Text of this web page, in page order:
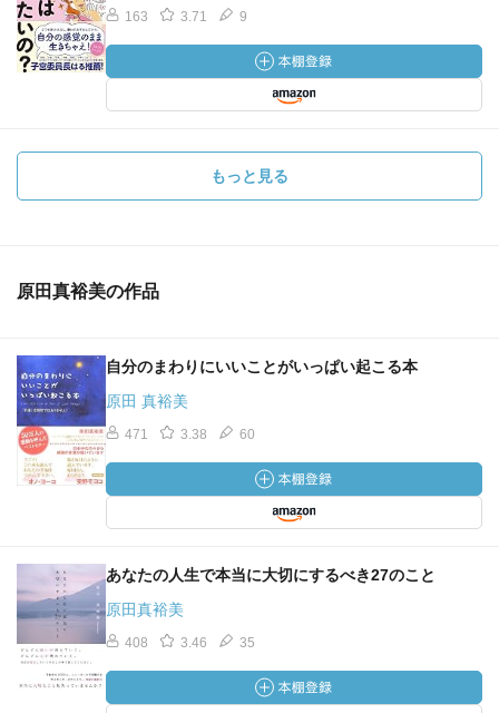
163 3.71 9
もっと見る
原田真裕美の作品
自分のまわりにいいことがいっぱい起こる本
原田 真裕美
471 3.38 60
あなたの人生で本当に大切にするべき27のこと
原田真裕美
408 3.46 35